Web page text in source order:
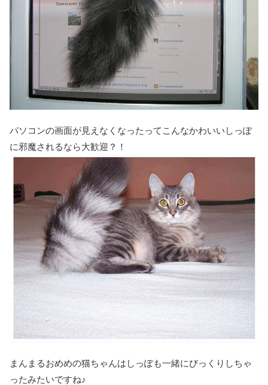
パソコンの画面が見えなくなったってこんなかわいいしっぽ
に邪魔されるなら大歓迎？！
まんまるおめめの猫ちゃんはしっぽも一緒にびっくりしちゃ
ったみたいですね♪